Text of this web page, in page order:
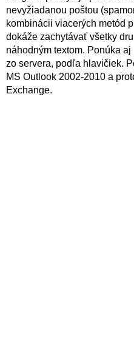
nevyžiadanou poštou
kombinácii viacerých metód
dokáže zachytávať všetky
náhodným textom. Ponúka
zo servera, podľa hlavičiek.
MS Outlook 2002-2010 a
Exchange.